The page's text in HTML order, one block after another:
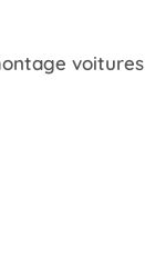
voitures